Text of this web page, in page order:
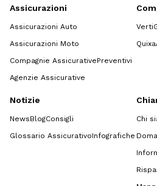
Assicurazioni
Assicurazioni Auto
Assicurazioni Moto
Compagnie AssicurativePreventivi
Agenzie Assicurative
Verti
Quixa
Notizie
NewsBlogConsigli
Glossario AssicurativoInfografiche
Chi